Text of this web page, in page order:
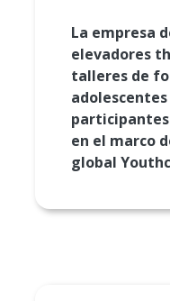
La empresa
elevadores
talleres de
en el marco
global